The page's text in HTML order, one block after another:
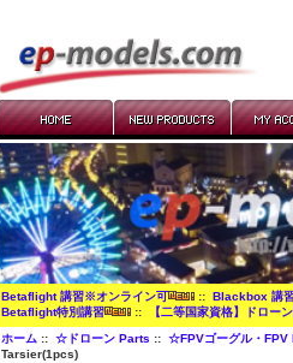
Betaflight 講習※オンライン可 ::Blackbox 講
Betaflight特別講習
:: 【二等国家資格】ドロー
ホーム ::☆ドローン Parts ::☆FPVゴーグル・FPV
Tarsier(1pcs)